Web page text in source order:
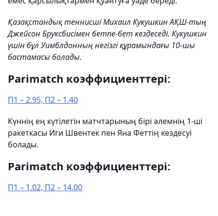
Қазақстандық теннисші Михаил Кукушкин АҚШ-тың
Джейсон Бруксбисімен бетпе-бет кездеседі. Кукушкин
үшін бұл Уимблдонның негізгі құрамындағы 10-шы
бастамасы болады.
Parimatch коэффициенттері:
П1 – 2.95, П2 – 1.40
Күннің ең күтілетін матчтарының бірі әлемнің 1-ші
ракеткасы Иги Швентек пен Яна Феттің кездесуі
болады.
Parimatch коэффициенттері:
П1 – 1.02, П2 – 14.00